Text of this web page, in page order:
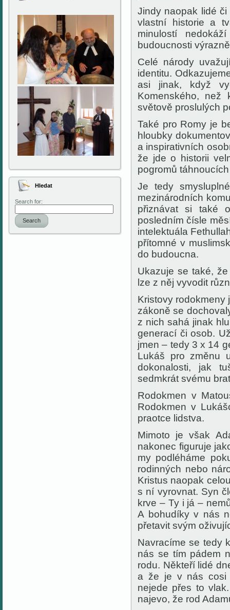
Hledat
Search for:
Search
Jindy naopak lidé
vlastní historie a
minulostí
budoucnosti
Celé národy
identitu.
asi jinak, když
Komenského,
světově proslulých
Také pro Romy je
hloubky
a inspirativních
že jde o historii
pogromů
Je tedy
mezinárodních
přiznávat si také
posledním čísle
intelektuála
přítomné v
do budoucna.
Ukazuje se také,
lze z něj vyvodit
Kristovy rodokmeny
zákoně se
z nich sahá jinak
generací či osob.
jmen – tedy 3 x 14
Lukáš pro změnu
dokonalosti, jak
sedmkrát svému
Rodokmen v
Rodokmen v
praotce lidstva.
Mimoto je však
nakonec figuruje
my podléháme
rodinných nebo
Kristus naopak
s ní vyrovnat. Syn
krve – Ty i já –
A bohudíky v nás
přetavit svým
Navracíme se tedy
nás se tím pádem
rodu. Někteří lidé
a že je v nás cosi
nejede přes to
najevo, že rod